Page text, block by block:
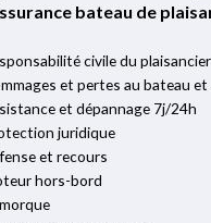
bateau de
civile du plaisancier
et pertes au bateau
et dépannage 7j/24h
juridique
et recours
hors-bord